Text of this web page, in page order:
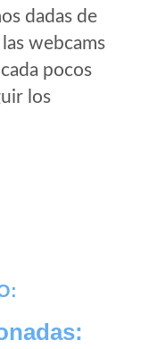
dadas de
webcams
pocos
los